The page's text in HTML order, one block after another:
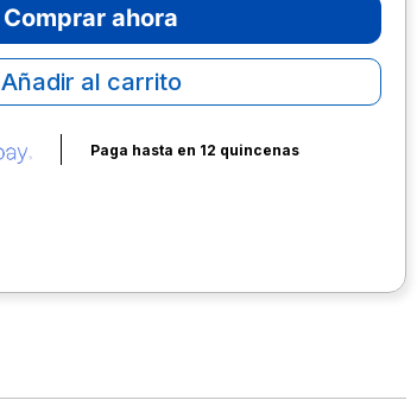
Comprar ahora
Añadir al carrito
Paga hasta en 12 quincenas